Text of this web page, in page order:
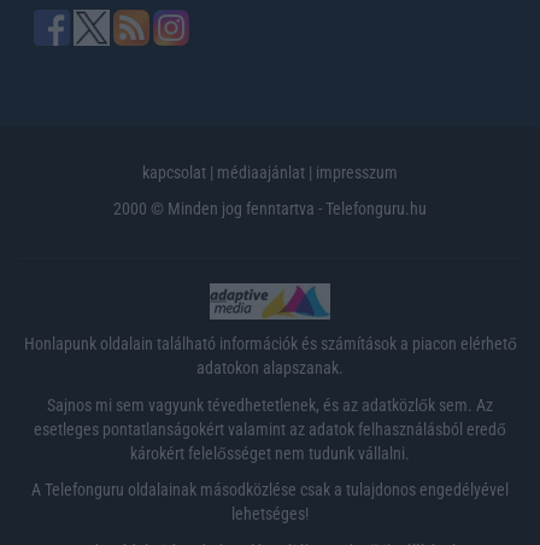
kapcsolat | médiaajánlat | impresszum
2000 © Minden jog fenntartva - Telefonguru.hu
Honlapunk oldalain található információk és számítások a piacon elérhető
adatokon alapszanak.
Sajnos mi sem vagyunk tévedhetetlenek, és az adatközlők sem. Az
esetleges pontatlanságokért valamint az adatok felhasználásból eredő
károkért felelősséget nem tudunk vállalni.
A Telefonguru oldalainak másodközlése csak a tulajdonos engedélyével
lehetséges!